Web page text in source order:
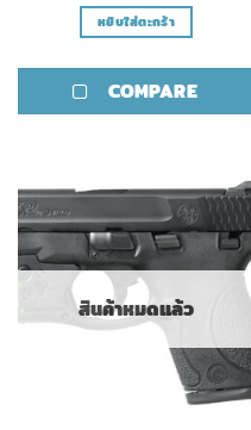
หยิบใส่ตะกร้า
COMPARE
สินค้าหมดแล้ว